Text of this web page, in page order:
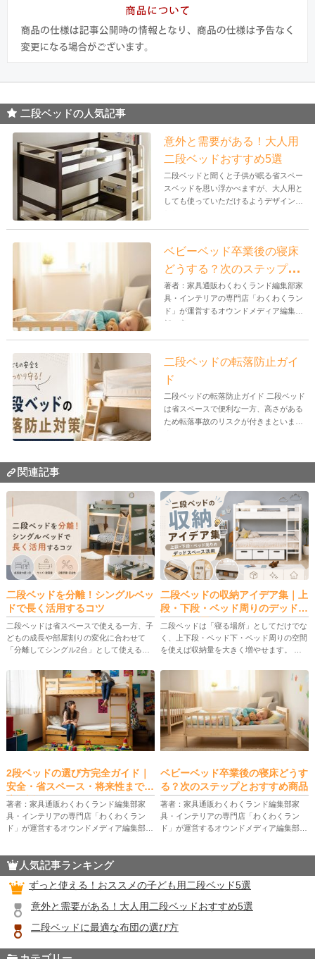
二段ベッドの人気記事
意外と需要がある！大人用
二段ベッドおすすめ5選
二段ベッドと聞くと子供が眠る省スペー
スベッドを思い浮かべますが、大人用と
しても使っていただけるようデザインさ
ベビーベッド卒業後の寝床
どうする？次のステップと
おすすめ商品
著者：家具通販わくわくランド編集部家
具・インテリアの専門店「わくわくラン
ド」が運営するオウンドメディア編集
二段ベッドの転落防止ガイ
ド
二段ベッドの転落防止ガイド 二段ベッド
は省スペースで便利な一方、高さがある
ため転落事故のリスクが付きまといま
関連記事
二段ベッドを分離！シングルベッ
ドで長く活用するコツ
二段ベッドは省スペースで使える一方、子
どもの成長や部屋割りの変化に合わせて
「分離してシングル2台」として使えるモ
は、二段ベッドの分離の意味、メリット・
デメリット、選び方、具体的な分割手 […]
二段ベッドの収納アイデア集｜上
段・下段・ベッド周りのデッドス
ペース活用
二段ベッドは「寝る場所」としてだけでな
く、上下段・ベッド下・ベッド周りの空間
を使えば収納量を大きく増やせます。 本
できるデッドスペース収納、便利グッズ、
ベッド選びと安全チェックまでを […]
2段ベッドの選び方完全ガイド｜
安全・省スペース・将来性まで徹
底解説
著者：家具通販わくわくランド編集部家
具・インテリアの専門店「わくわくラン
ド」が運営するオウンドメディア編集部。
る家具選びのコツやインテリアのアイ […]
ベビーベッド卒業後の寝床どうす
る？次のステップとおすすめ商品
著者：家具通販わくわくランド編集部家
具・インテリアの専門店「わくわくラン
ド」が運営するオウンドメディア編集部。
人気記事ランキング
ずっと使える！おススメの子ども用二段ベッド5選
意外と需要がある！大人用二段ベッドおすすめ5選
二段ベッドに最適な布団の選び方